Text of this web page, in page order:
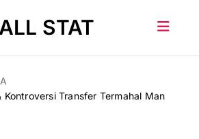
STAT
Kontroversi Transfer Termahal Man